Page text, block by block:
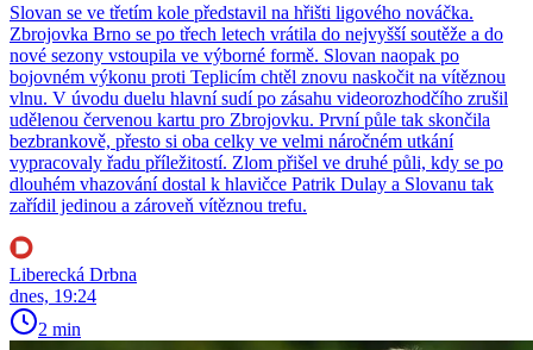
Slovan se ve třetím kole představil na hřišti ligového nováčka.
Zbrojovka Brno se po třech letech vrátila do nejvyšší soutěže a do
nové sezony vstoupila ve výborné formě. Slovan naopak po
bojovném výkonu proti Teplicím chtěl znovu naskočit na vítěznou
vlnu. V úvodu duelu hlavní sudí po zásahu videorozhodčího zrušil
udělenou červenou kartu pro Zbrojovku. První půle tak skončila
bezbrankově, přesto si oba celky ve velmi náročném utkání
vypracovaly řadu příležitostí. Zlom přišel ve druhé půli, kdy se po
dlouhém vhazování dostal k hlavičce Patrik Dulay a Slovanu tak
zařídil jedinou a zároveň vítěznou trefu.
Liberecká Drbna
dnes, 19:24
2 min